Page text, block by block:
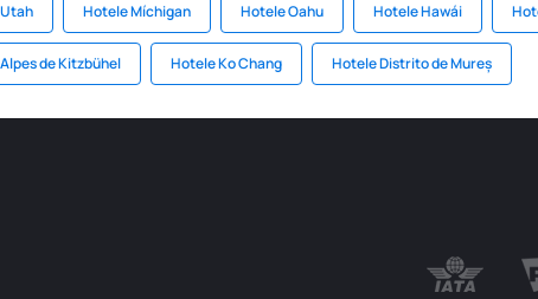
Hotele Míchigan Hotele Oahu Hotele Hawái
de Kitzbühel Hotele Ko Chang Hotele Distrito de Mureș